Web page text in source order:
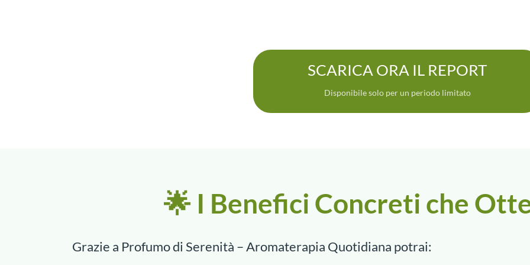
SCARICA ORA IL REPORT
Disponibile solo per un periodo limitato
🌟 I Benefici Concreti che
Grazie a Profumo di Serenità – Aromaterapia Quotidiana potrai: